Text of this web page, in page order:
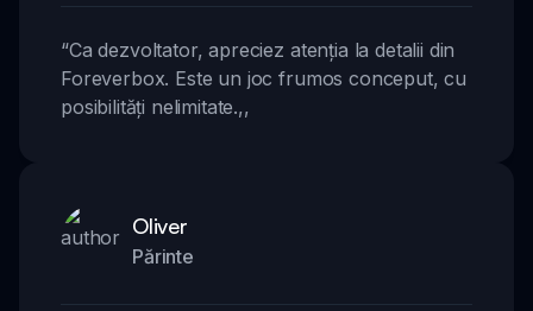
“Ca dezvoltator, apreciez atenția la detalii din
Foreverbox. Este un joc frumos conceput, cu
posibilități nelimitate.,,
Oliver
Părinte